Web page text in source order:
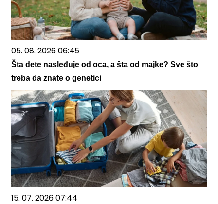
05. 08. 2026 06:45
Šta dete nasleđuje od oca, a šta od majke? Sve što
treba da znate o genetici
15. 07. 2026 07:44